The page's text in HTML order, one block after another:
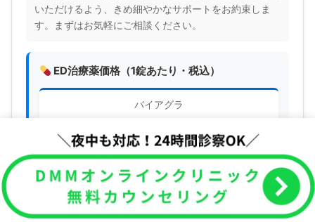
いただけるよう、きめ細やかなサポートをお約束しま
す。まずはお気軽にご相談ください。
ED治療薬価格（1錠あたり・税込）
バイアグラ
シアリス
¥2,100